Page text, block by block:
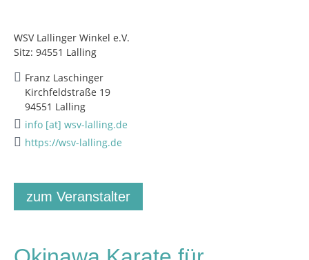
WSV Lallinger Winkel e.V.
Sitz: 94551 Lalling
Franz Laschinger
Kirchfeldstraße 19
94551 Lalling
info [at] wsv-lalling.de
https://wsv-lalling.de
zum Veranstalter